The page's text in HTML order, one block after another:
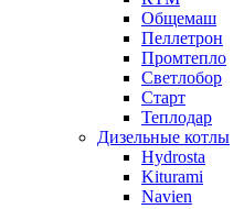
Общемаш
Пеллетрон
Промтепло
Светлобор
Старт
Теплодар
Дизельные котлы
Hydrosta
Kiturami
Navien